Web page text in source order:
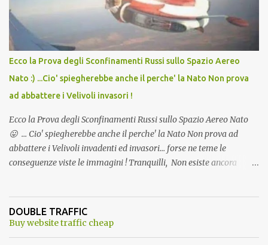
Ecco la Prova degli Sconfinamenti Russi sullo Spazio Aereo
Nato :) ...Cio' spiegherebbe anche il perche' la Nato Non prova
ad abbattere i Velivoli invasori !
Ecco la Prova degli Sconfinamenti Russi sullo Spazio Aereo Nato
😛 ... Cio' spiegherebbe anche il perche' la Nato Non prova ad
abbattere i Velivoli invadenti ed invasori... forse ne teme le
conseguenze viste le immagini ! Tranquilli, Non esiste ancora
ancora una fantasia Nato o forse una "False Flag", per provocare
una guerra mondiale che difficilmente da menti sane, potrebbe
DOUBLE TRAFFIC
Buy website traffic cheap